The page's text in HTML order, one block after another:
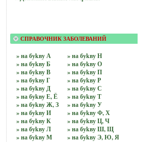
СПРАВОЧНИК ЗАБОЛЕВАНИЙ
» на буkву А
» на буkву Б
» на буkву В
» на буkву Г
» на буkву Д
» на буkву Е, Ё
» на буkву Ж, З
» на буkву И
» на буkву К
» на буkву Л
» на буkву М
» на буkву Н
» на буkву О
» на буkву П
» на буkву Р
» на буkву С
» на буkву Т
» на буkву У
» на буkву Ф, Х
» на буkву Ц, Ч
» на буkву Ш, Щ
» на буkву Э, Ю, Я